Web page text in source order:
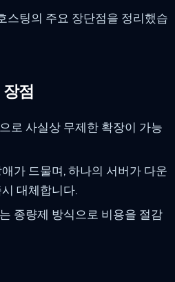
스팅의 주요 장단점을 정리했습
점
로 사실상 무제한 확장이 가능
가 드물며, 하나의 서버가 다운
대체합니다.
종량제 방식으로 비용을 절감